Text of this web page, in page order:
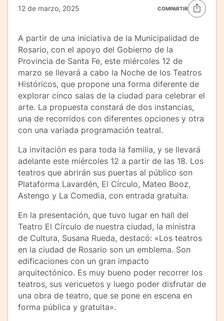
12 de marzo, 2025 COMPARTIR
A partir de una iniciativa de la Municipalidad de
Rosario, con el apoyo del Gobierno de la
Provincia de Santa Fe, este miércoles 12 de
marzo se llevará a cabo la Noche de los Teatros
Históricos, que propone una forma diferente de
explorar cinco salas de la ciudad para celebrar el
arte. La propuesta constará de dos instancias,
una de recorridos con diferentes opciones y otra
con una variada programación teatral.
La invitación es para toda la familia, y se llevará
adelante este miércoles 12 a partir de las 18. Los
teatros que abrirán sus puertas al público son
Plataforma Lavardén, El Círculo, Mateo Booz,
Astengo y La Comedia, con entrada gratuita.
En la presentación, que tuvo lugar en hall del
Teatro El Círculo de nuestra ciudad, la ministra
de Cultura, Susana Rueda, destacó: «Los teatros
en la ciudad de Rosario son un emblema. Son
edificaciones con un gran impacto
arquitectónico. Es muy bueno poder recorrer los
teatros, sus vericuetos y luego poder disfrutar de
una obra de teatro, que se pone en escena en
forma pública y gratuita».